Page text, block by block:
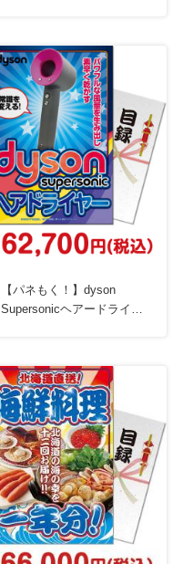
【パネもく！】dyson
Supersonicヘアードライヤ